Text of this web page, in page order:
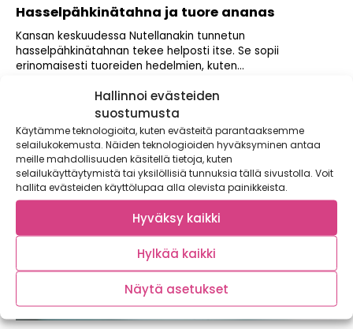
Hallinnoi evästeiden
suostumusta
Käytämme teknologioita, kuten evästeitä parantaaksemme
selailukokemusta. Näiden teknologioiden hyväksyminen antaa
meille mahdollisuuden käsitellä tietoja, kuten
selailukäyttäytymistä tai yksilöllisiä tunnuksia tällä sivustolla. Voit
hallita evästeiden käyttölupaa alla olevista painikkeista.
Hyväksy kaikki
Hylkää kaikki
Näytä asetukset
Hasselpähkinätahna ja tuore ananas
Kansan keskuudessa Nutellanakin tunnetun
hasselpähkinätahnan tekee helposti itse. Se sopii
erinomaisesti tuoreiden hedelmien, kuten...